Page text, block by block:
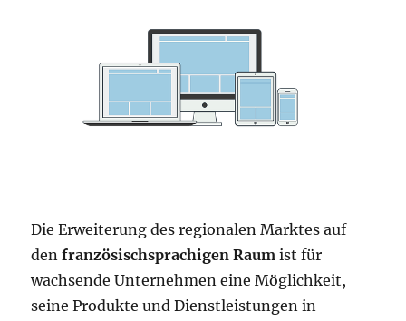
Die Erweiterung des regionalen Marktes auf
denfranzösischsprachigen Raum ist für
wachsende Unternehmen eine Möglichkeit,
seine Produkte und Dienstleistungen in